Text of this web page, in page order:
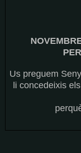
Us preguem
li concedeixis